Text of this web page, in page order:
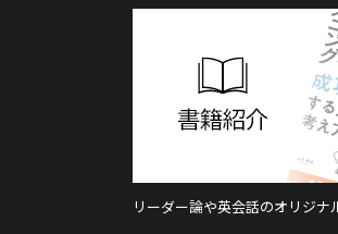
リーダー論や英会話のオリジ